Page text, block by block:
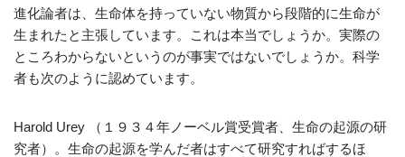
進化論者は、生命体を持っていない物質から段階的に生命が
生まれたと主張しています。これは本当でしょうか。実際の
ところわからないというのが事実ではないでしょうか。科学
者も次のように認めています。
Harold Urey （１９３４年ノーベル賞受賞者、生命の起源の研
究者）。生命の起源を学んだ者はすべて研究すればするほ